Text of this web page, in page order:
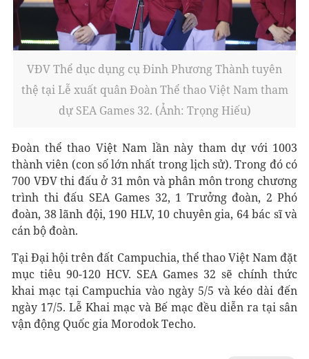
VĐV Thể dục dụng cụ Đinh Phương Thành tuyên
thệ tại Lễ xuất quân Đoàn Thể thao Việt Nam tham
dự SEA Games 32. (Ảnh: Trọng Hiếu)
Đoàn thể thao Việt Nam lần này tham dự với 1003
thành viên (con số lớn nhất trong lịch sử). Trong đó có
700 VĐV thi đấu ở 31 môn và phân môn trong chương
trình thi đấu SEA Games 32, 1 Trưởng đoàn, 2 Phó
đoàn, 38 lãnh đội, 190 HLV, 10 chuyên gia, 64 bác sĩ và
cán bộ đoàn.
Tại Đại hội trên đất Campuchia, thể thao Việt Nam đặt
mục tiêu 90-120 HCV. SEA Games 32 sẽ chính thức
khai mạc tại Campuchia vào ngày 5/5 và kéo dài đến
ngày 17/5. Lễ Khai mạc và Bế mạc đều diễn ra tại sân
vận động Quốc gia Morodok Techo.